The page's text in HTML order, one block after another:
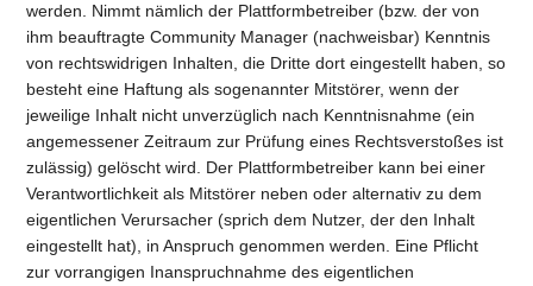
werden. Nimmt nämlich der Plattformbetreiber (bzw. der von
ihm beauftragte Community Manager (nachweisbar) Kenntnis
von rechtswidrigen Inhalten, die Dritte dort eingestellt haben, so
besteht eine Haftung als sogenannter Mitstörer, wenn der
jeweilige Inhalt nicht unverzüglich nach Kenntnisnahme (ein
angemessener Zeitraum zur Prüfung eines Rechtsverstoßes ist
zulässig) gelöscht wird. Der Plattformbetreiber kann bei einer
Verantwortlichkeit als Mitstörer neben oder alternativ zu dem
eigentlichen Verursacher (sprich dem Nutzer, der den Inhalt
eingestellt hat), in Anspruch genommen werden. Eine Pflicht
zur vorrangigen Inanspruchnahme des eigentlichen